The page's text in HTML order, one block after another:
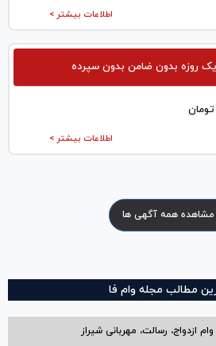
اطلاعات بیشتر >
روزه بدون ضامن بدون سپرده
تومان
اطلاعات بیشتر >
مشاهده همه آگهی ها
مطالب مجله وام فا
ازدواج، رسالت، مهربانی شیراز